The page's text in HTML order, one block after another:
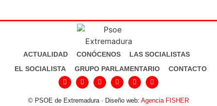
ACTUALIDAD CONÓCENOS
LAS SOCIALISTAS
EL SOCIALISTA
GRUPO PARLAMENTARIO CONTACTO
© PSOE de Extremadura · Diseño web: Agencia FISHER